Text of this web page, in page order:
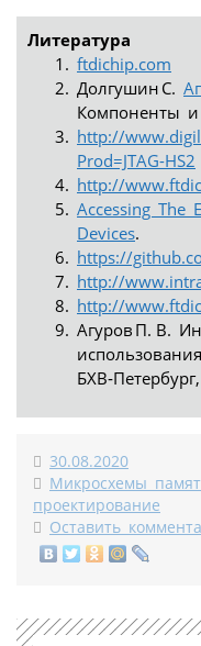
Литература
ftdichip.com
Долгушин С.
Компоненты
http://
Prod=JTAG-HS2
http://
Accessing The
Devices.
https://
http://
http://
Агуров П. В.
30.08.2020
Микросхемы
проектирование
Оставить